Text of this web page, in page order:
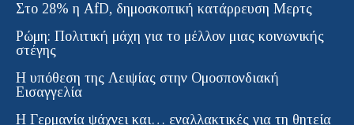
Στο 28% η AfD, δημοσκοπική κατάρρευση Μερτς
Ρώμη: Πολιτική μάχη για το μέλλον μιας κοινωνικής
στέγης
Η υπόθεση της Λειψίας στην Ομοσπονδιακή
Εισαγγελία
H Γερμανία ψάχνει και… εναλλακτικές για τη θητεία